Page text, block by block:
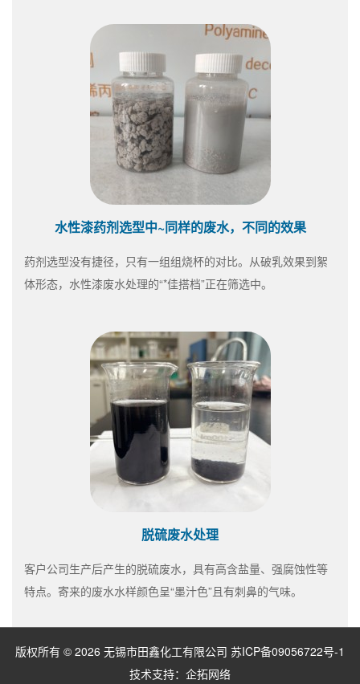
水性漆药剂选型中~同样的废水，不同的效果
药剂选型没有捷径，只有一组组烧杯的对比。从破乳效果到絮
体形态，水性漆废水处理的“*佳搭档”正在筛选中。
脱硫废水处理
客户公司生产后产生的脱硫废水，具有高含盐量、强腐蚀性等
特点。寄来的废水水样颜色呈“墨汁色”且有刺鼻的气味。
版权所有 © 2026 无锡市田鑫化工有限公司 苏ICP备09056722号-1
技术支持： 企拓网络